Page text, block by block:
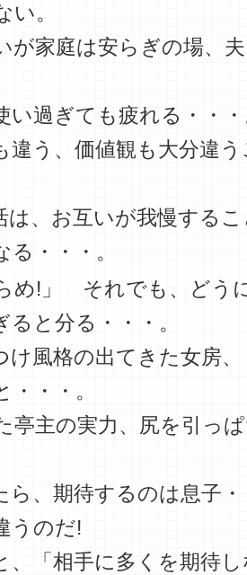
い。
が家庭は安らぎの場、
い過ぎても疲れる・・
違う、価値観も大分違
は、お互いが我慢する
・・・。
め!」 それでも、どう
と分る・・・。
け風格の出てきた女房
・・。
亭主の実力、尻を引っ
ら、期待するのは息子
うのだ!
、「相手に多くを期待